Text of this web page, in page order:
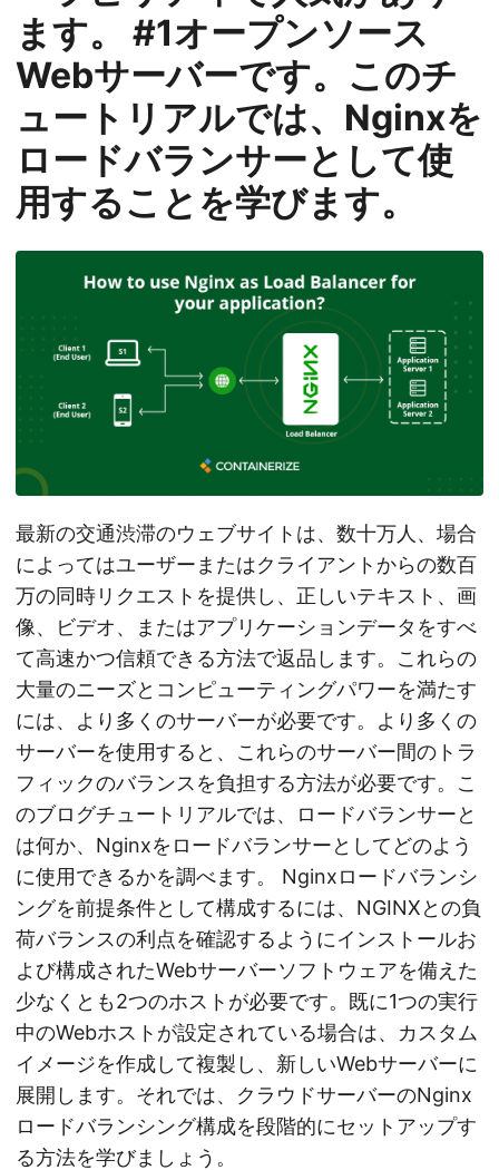
ます。 #1オープンソース
Webサーバーです。このチ
ュートリアルでは、Nginxを
ロードバランサーとして使
用することを学びます。
最新の交通渋滞のウェブサイトは、数十万人、場合
によってはユーザーまたはクライアントからの数百
万の同時リクエストを提供し、正しいテキスト、画
像、ビデオ、またはアプリケーションデータをすべ
て高速かつ信頼できる方法で返品します。これらの
大量のニーズとコンピューティングパワーを満たす
には、より多くのサーバーが必要です。より多くの
サーバーを使用すると、これらのサーバー間のトラ
フィックのバランスを負担する方法が必要です。こ
のブログチュートリアルでは、ロードバランサーと
は何か、Nginxをロードバランサーとしてどのよう
に使用できるかを調べます。 Nginxロードバランシ
ングを前提条件として構成するには、NGINXとの負
荷バランスの利点を確認するようにインストールお
よび構成されたWebサーバーソフトウェアを備えた
少なくとも2つのホストが必要です。既に1つの実行
中のWebホストが設定されている場合は、カスタム
イメージを作成して複製し、新しいWebサーバーに
展開します。それでは、クラウドサーバーのNginx
ロードバランシング構成を段階的にセットアップす
る方法を学びましょう。